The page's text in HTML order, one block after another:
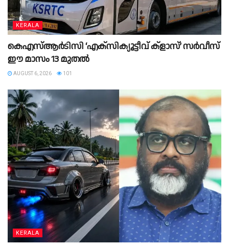
KERALA
കെഎസ്‌ആർടിസി ‘എക്‌സിക്യൂട്ടീവ് ക്ളാസ്’ സർവീസ്
ഈ മാസം 13 മുതൽ
AUGUST 6, 2026 101
KERALA